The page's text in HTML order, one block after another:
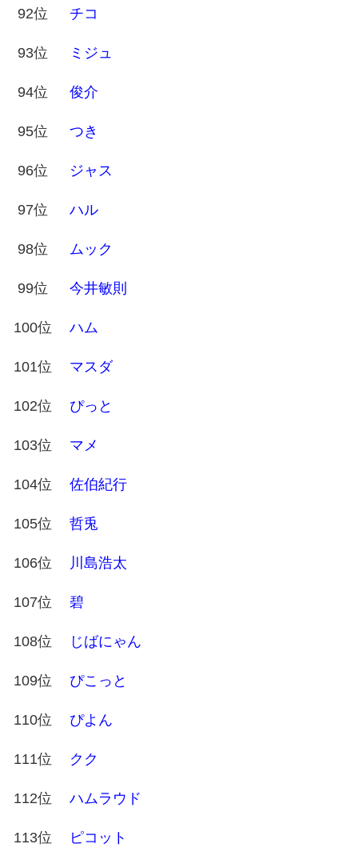
92位 チコ
93位 ミジュ
94位 俊介
95位 つき
96位 ジャス
97位 ハル
98位 ムック
99位 今井敏則
100位 ハム
101位 マスダ
102位 ぴっと
103位 マメ
104位 佐伯紀行
105位 哲兎
106位 川島浩太
107位 碧
108位 じばにゃん
109位 ぴこっと
110位 ぴよん
111位 クク
112位 ハムラウド
113位 ピコット